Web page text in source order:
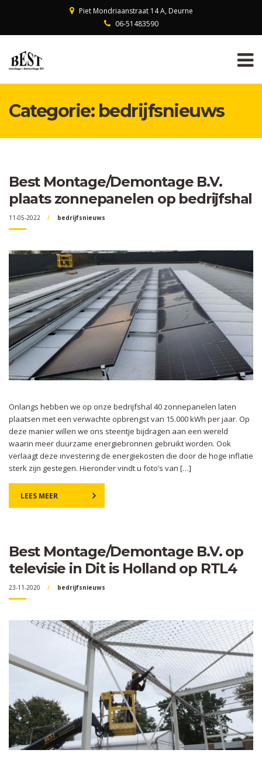
Piet Mondriaanstraat 14 A, Deurne
06-51483590
Categorie: bedrijfsnieuws
Best Montage/Demontage B.V.
plaats zonnepanelen op bedrijfshal
11-05-2022 bedrijfsnieuws
Onlangs hebben we op onze bedrijfshal 40 zonnepanelen laten
plaatsen met een verwachte opbrengst van 15.000 kWh per jaar. Op
deze manier willen we ons steentje bijdragen aan een wereld
waarin meer duurzame energiebronnen gebruikt worden. Ook
verlaagt deze investering de energiekosten die door de hoge inflatie
sterk zijn gestegen. Hieronder vindt u foto’s van […]
LEES MEER
Best Montage/Demontage B.V. op
televisie in Dit is Holland op RTL4
23-11-2020 bedrijfsnieuws